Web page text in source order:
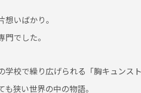
想いばかり。
でした。
学校で繰り広げられる「胸キュンスト
も狭い世界の中の物語。